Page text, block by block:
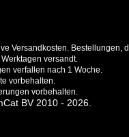
Versandkosten. Bestellungen,
versandt.
verfallen nach 1 Woche.
vorbehalten.
vorbehalten.
BV 2010 - 2026.